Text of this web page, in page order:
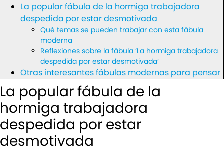
La popular fábula de la hormiga trabajadora
despedida por estar desmotivada
Qué temas se pueden trabajar con esta fábula
moderna
Reflexiones sobre la fábula ‘La hormiga trabajadora
despedida por estar desmotivada’
Otras interesantes fábulas modernas para pensar
La popular fábula de la
hormiga trabajadora
despedida por estar
desmotivada